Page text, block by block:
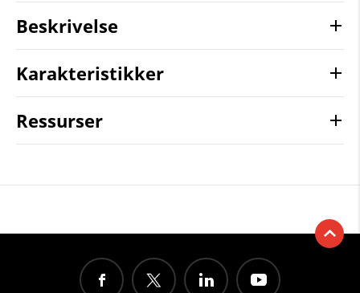
Beskrivelse
Karakteristikker
Ressurser